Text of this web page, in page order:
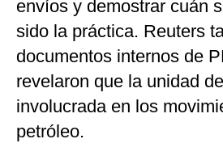
envíos y demostrar cuán
sido la práctica. Reuters
documentos internos de
revelaron que la unidad
involucrada en los
petróleo.